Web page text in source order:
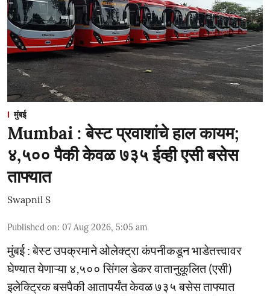
मुंबई
Mumbai : बेस्ट प्रवाशांचे हाल कायम;
४,५०० पैकी केवळ ७३५ ईव्ही एसी बसेस
ताफ्यात
Swapnil S
Published on: 07 Aug 2026, 5:05 am
मुंबई : बेस्ट उपक्रमाने ओलेक्ट्रा कंपनीकडून भाडेतत्त्वावर
घेण्यात येणाऱ्या ४,५०० सिंगल डेकर वातानुकूलित (एसी)
इलेक्ट्रिक बसपैकी आतापर्यंत केवळ ७३५ बसेस ताफ्यात